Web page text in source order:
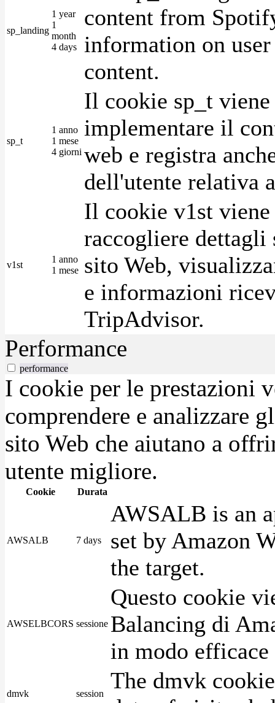
sp_landing
1 year
1
month
4 days
content from
information on
content.
sp_t
1 anno
1 mese
4 giorni
Il cookie sp_t
implementare il
web e registra
dell'utente relativa
v1st
1 anno
1 mese
Il cookie v1st
raccogliere
sito Web,
e informazioni
TripAdvisor.
Performance
performance
I cookie per le prestazioni
comprendere e analizzare
sito Web che aiutano a
utente migliore.
Cookie Durata
AWSALB 7 days
AWSALB is an
set by Amazon
the target.
AWSELBCORS sessione
Questo cookie
Balancing di
in modo
dmvk session
The dmvk